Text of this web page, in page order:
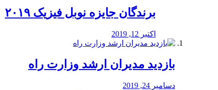
برندگان جایزه نوبل فیزیک ۲۰۱۹
اکتبر 12, 2019
بازدید مدیران ارشد وزارت راه
دسامبر 24, 2019